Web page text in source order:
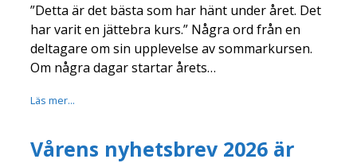
”Detta är det bästa som har hänt under året. Det
har varit en jättebra kurs.” Några ord från en
deltagare om sin upplevelse av sommarkursen.
Om några dagar startar årets…
Läs mer...
Vårens nyhetsbrev 2026 är